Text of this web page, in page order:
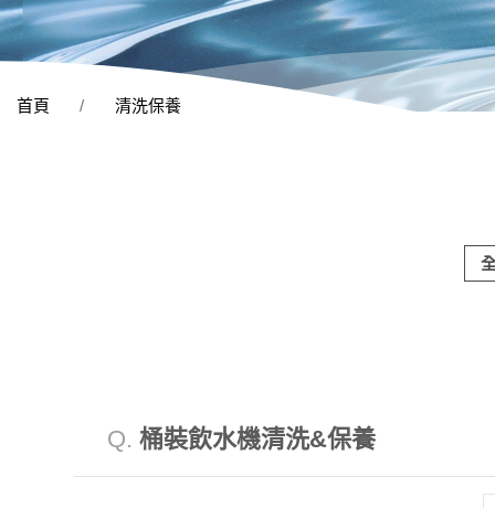
首頁 清洗保養
Q. 桶裝飲水機清洗&保養